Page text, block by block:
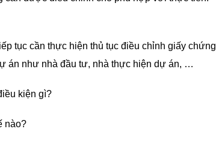
tục cần thực hiện thủ tục điều chỉnh giấy chứng
án như nhà đầu tư, nhà thực hiện dự án, …
kiện gì?
nào?